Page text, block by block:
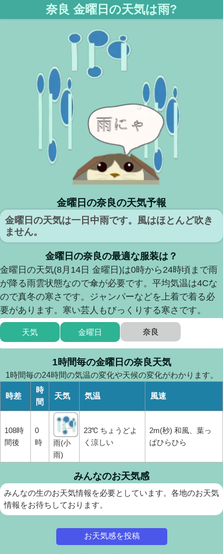
奈良 金曜日の天気は雨?
金曜日の奈良の天気予報
金曜日の天気は一日中雨です。風はほとんど吹き
ません。
金曜日の奈良の最適な服装は？
金曜日の天気(8月14日 金曜日)は0時から24時頃まで雨
が降る雨雲状態なので傘が必要です。平均気温は4Cな
ので真冬の寒さです。ジャンパーなどを上着で着る必
要があります。寒い芸人もびっくりする寒さです。
天気 金曜日 奈良
1時間毎の金曜日の奈良天気
1時間毎の24時間の気温の変化や天候の変化がわかります。
時差
時
間
天気 気温 風速
108時
間後
0
時
雨(小
雨)
23℃ ちょうどよ
く涼しい
2m(秒) 和風、葉っ
ぱひらひら
みんなのお天気感
みんなの生のお天気情報を必要としています。各地のお天気
情報をお待ちしております。
お天気感を投稿